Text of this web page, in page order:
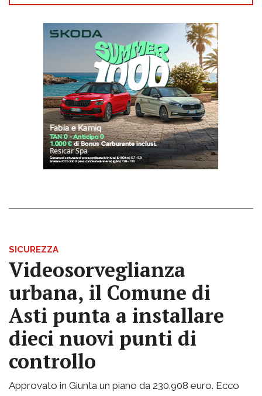
SICUREZZA
Videosorveglianza
urbana, il Comune di
Asti punta a installare
dieci nuovi punti di
controllo
Approvato in Giunta un piano da 230.908 euro. Ecco